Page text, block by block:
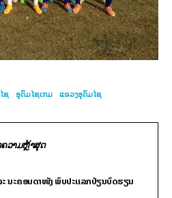
ຊ ອຸດົມໄຊເກມ ແຂວງອຸດົມໄຊ
ວາມຫຼ້າສຸດ
ະ ນະຄອນດາໜັງ ພົບປະແລກປ່ຽນບົດຮຽນ